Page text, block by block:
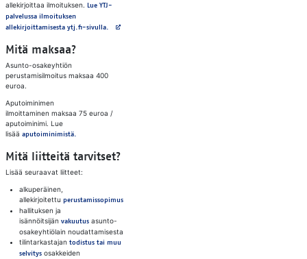
allekirjoittaa ilmoituksen. Lue YTJ-
palvelussa ilmoituksen
allekirjoittamisesta ytj.fi-sivulla. Avautuu uuteen välilehteen
Mitä maksaa?
Asunto-osakeyhtiön
perustamisilmoitus maksaa 400
euroa.
Aputoiminimen
ilmoittaminen maksaa 75 euroa /
aputoiminimi. Lue
lisää aputoiminimistä.
Mitä liitteitä tarvitset?
Lisää seuraavat liitteet:
alkuperäinen,
allekirjoitettu perustamissopimus
hallituksen ja
isännöitsijän vakuutusasunto-
osakeyhtiölain noudattamisesta
tilintarkastajan todistus tai muu
selvitysosakkeiden